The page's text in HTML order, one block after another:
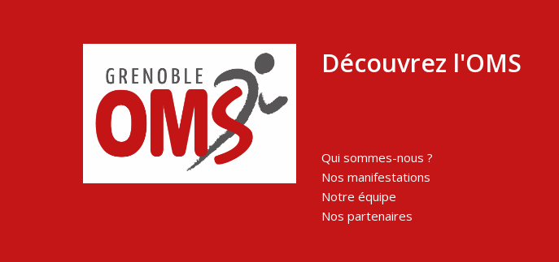
Découvrez l'OMS
Qui sommes-nous ?
Nos manifestations
Notre équipe
Nos partenaires